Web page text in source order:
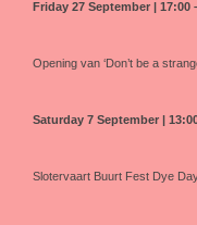
Friday 27 September| 17:00
Opening van ‘Don’t be a
Saturday 7 September |
Slotervaart Buurt Fest Dye